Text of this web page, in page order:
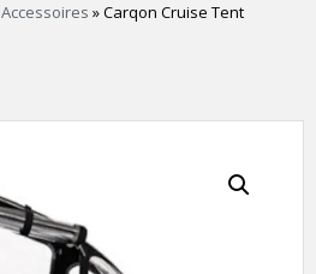
Accessoires »Carqon Cruise Tent